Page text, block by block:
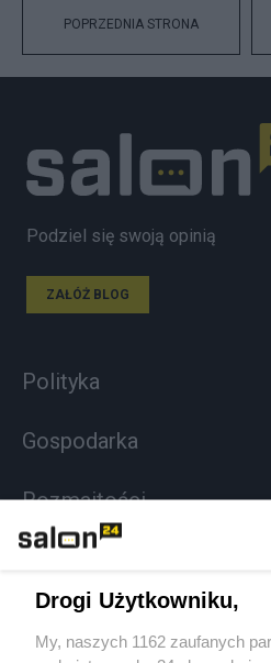
POPRZEDNIA STRONA
Podziel się swoją opinią
ZAŁÓŻ BLOG
Polityka
Gospodarka
Rozmaitości
Sport
Drogi Użytkowniku,
My, naszych 1162 zaufanych